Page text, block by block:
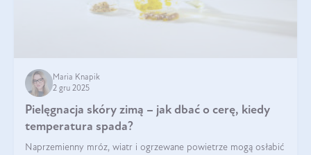
Maria Knapik
2 gru 2025
Pielęgnacja skóry zimą – jak dbać o cerę, kiedy
temperatura spada?
Naprzemienny mróz, wiatr i ogrzewane powietrze mogą osłabić